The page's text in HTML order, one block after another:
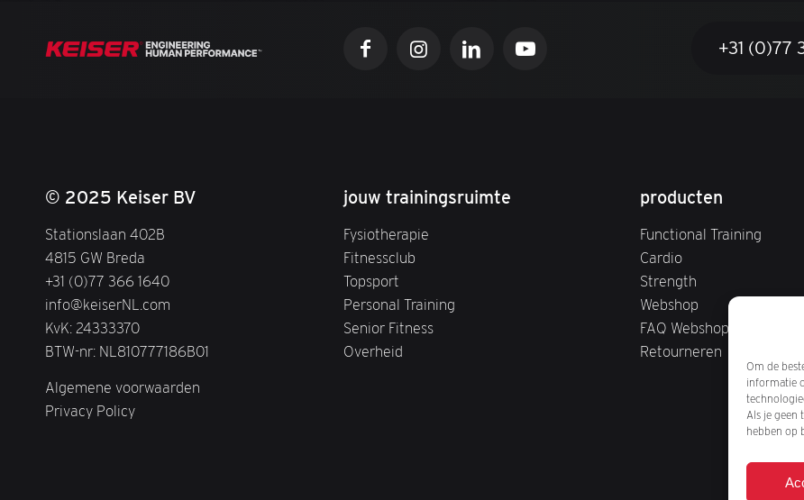
Om de
informatie
Als je geen
hebben op
+31 (0)77
© 2025 Keiser BV
Stationslaan 402B
4815 GW Breda
+31 (0)77 366 1640
info@keiserNL.com
KvK: 24333370
BTW-nr: NL810777186B01
Algemene voorwaarden
Privacy Policy
jouw trainingsruimte
Fysiotherapie
Fitnessclub
Topsport
Personal Training
Senior Fitness
Overheid
producten
Functional Training
Cardio
Strength
Webshop
FAQ Webshop
Retourneren